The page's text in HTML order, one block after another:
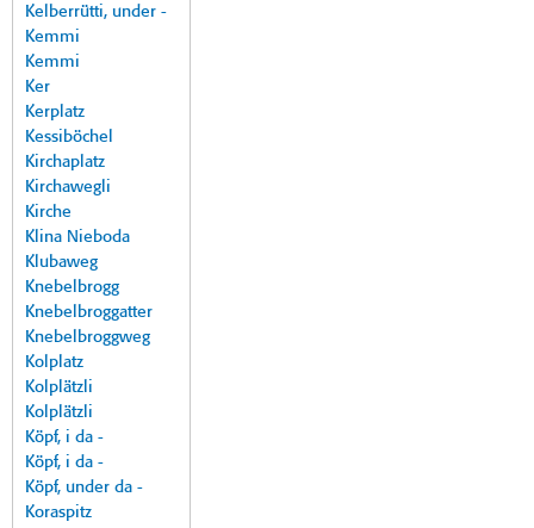
Kelberrütti, under -
Kemmi
Kemmi
Ker
Kerplatz
Kessiböchel
Kirchaplatz
Kirchawegli
Kirche
Klina Nieboda
Klubaweg
Knebelbrogg
Knebelbroggatter
Knebelbroggweg
Kolplatz
Kolplätzli
Kolplätzli
Köpf, i da -
Köpf, i da -
Köpf, under da -
Koraspitz